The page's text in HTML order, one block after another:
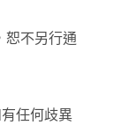
恕不另行通
任何歧異